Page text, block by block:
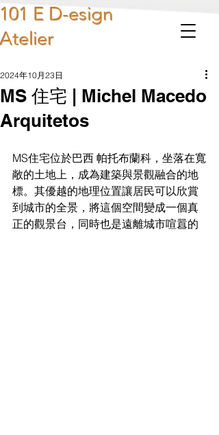
101 E D-esign
Atelier
MS 住宅 | Michel Macedo
Arquitetos
2024年10月23日
MS住宅位於巴西 帕托布蘭科，坐落在寬
敞的土地上，成為建築與景觀融合的地
標。其優越的地理位置讓居民可以欣賞
到城市的全景，將這個空間變成一個真
正的觀景台，同時也是遠離城市喧囂的